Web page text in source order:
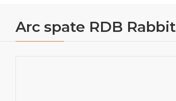
Arc spate RDB Rabbit